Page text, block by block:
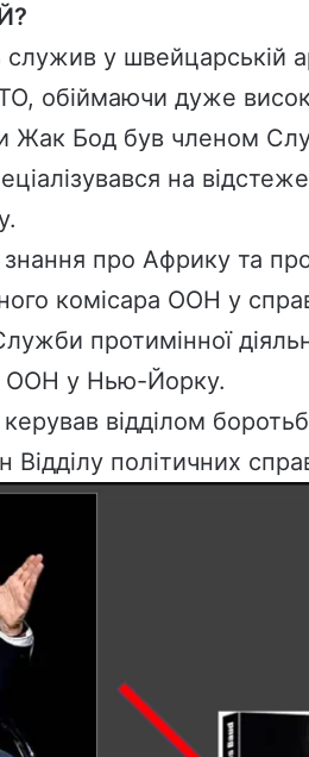
у швейцарській
обіймаючи дуже
Жак Бод був членом
на
про Африку та
комісара ООН у
протимінної
ООН у Нью-Йорку.
відділом
Відділу політичних